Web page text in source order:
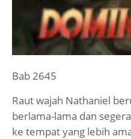
Bab 2645
Raut wajah Nathaniel
berlama-lama dan
ke tempat yang lebih